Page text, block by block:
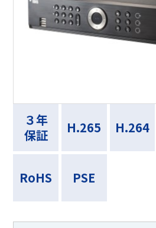
３年
保証
H.265 H.264
RoHS PSE